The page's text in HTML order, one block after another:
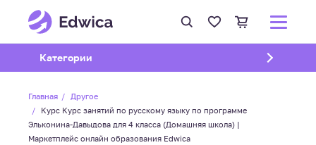
Открыть подменю
Категории
Главная
Другое
Курс Курс занятий по русскому языку по программе
Эльконина-Давыдова для 4 класса (Домашняя школа) |
Маркетплейс онлайн образования Edwica